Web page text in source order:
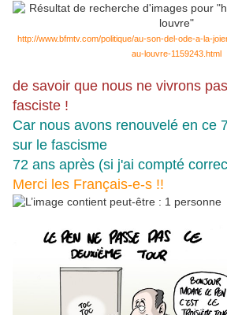
http://www.bfmtv.com/politique/au-son-del-ode-a-la-
au-louvre-1159243.html
de savoir que nous ne vivrons
fasciste !
Car nous avons renouvelé en ce
sur le fascisme
72 ans après (si j'ai compté
Merci les Français-e-s !!